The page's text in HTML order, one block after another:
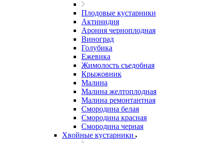
Плодовые кустарники
Актинидия
Арония черноплодная
Виноград
Голубика
Ежевика
Жимолость съедобная
Крыжовник
Малина
Малина желтоплодная
Малина ремонтантная
Смородина белая
Смородина красная
Смородина черная
Хвойные кустарники